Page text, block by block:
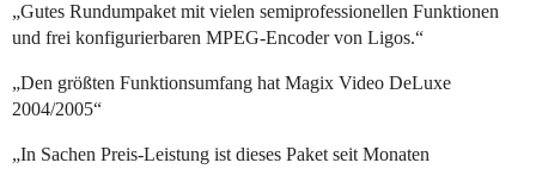
„Gutes Rundumpaket mit vielen semiprofessionellen Funktionen
und frei konfigurierbaren MPEG-Encoder von Ligos.“
„Den größten Funktionsumfang hat Magix Video DeLuxe
2004/2005“
„In Sachen Preis-Leistung ist dieses Paket seit Monaten